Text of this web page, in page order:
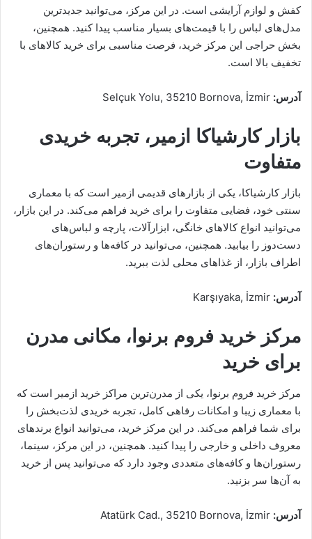
کفش و لوازم آرایشی است. در این مرکز، می‌توانید جدیدترین
مدل‌های لباس را با قیمت‌های بسیار مناسب پیدا کنید. همچنین،
بخش حراجی این مرکز خرید، فرصت مناسبی برای خرید کالاهای با
تخفیف بالا است.
آدرس:
بازار کارشیاکا ازمیر، تجربه خریدی
متفاوت
بازار کارشیاکا، یکی از بازارهای قدیمی ازمیر است که با معماری
سنتی خود، فضایی متفاوت را برای خرید فراهم می‌کند. در این بازار،
می‌توانید انواع کالاهای خانگی، ابزارآلات، پارچه و لباس‌های
دست‌دوز را بیابید. همچنین، می‌توانید در کافه‌ها و رستوران‌های
اطراف بازار، از غذاهای محلی لذت ببرید.
آدرس:
مرکز خرید فروم برنوا، مکانی مدرن
برای خرید
مرکز خرید فروم برنوا، یکی از مدرن‌ترین مراکز خرید ازمیر است که
با معماری زیبا و امکانات رفاهی کامل، تجربه خریدی لذت‌بخش را
برای شما فراهم می‌کند. در این مرکز خرید، می‌توانید انواع برندهای
معروف داخلی و خارجی را پیدا کنید. همچنین، در این مرکز، سینما،
رستوران‌ها و کافه‌های متعددی وجود دارد که می‌توانید پس از خرید
به آن‌ها سر بزنید.
آدرس: